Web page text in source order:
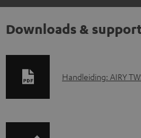
Downloads &
D
Handleiding: AIRY